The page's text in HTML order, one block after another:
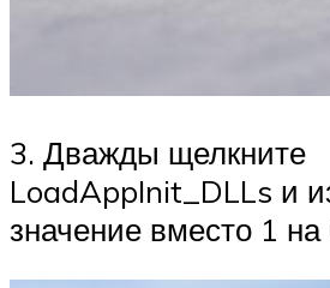
3. Дважды щелкните
LoadAppInit_DLLs и
значение вместо 1 на